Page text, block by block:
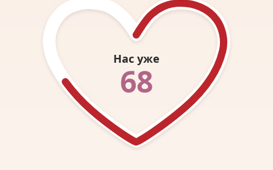
Нас уже
68